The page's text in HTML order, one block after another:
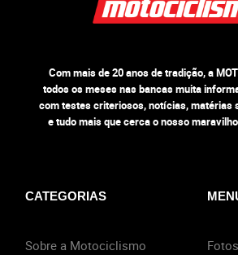
Com mais de 20 anos de tradição, a
todos os meses nas bancas muita
com testes criteriosos, notícias, matérias
e tudo mais que cerca o nosso
CATEGORIAS
Sobre a Motociclismo
Fotos